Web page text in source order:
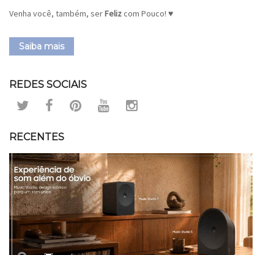
Venha você, também, serFelizcom Pouco! ♥
Saiba mais
REDES SOCIAIS
RECENTES